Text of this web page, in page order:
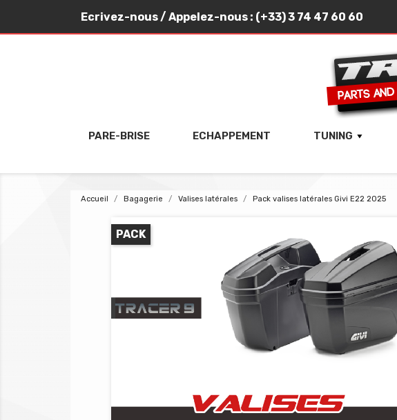
Ecrivez-nous/ Appelez-nous : (+33) 3 74 47 60 60
PARE-BRISE ECHAPPEMENT TUNING
Accueil Bagagerie Valises latérales Pack valises latérales Givi E22 2025
PACK